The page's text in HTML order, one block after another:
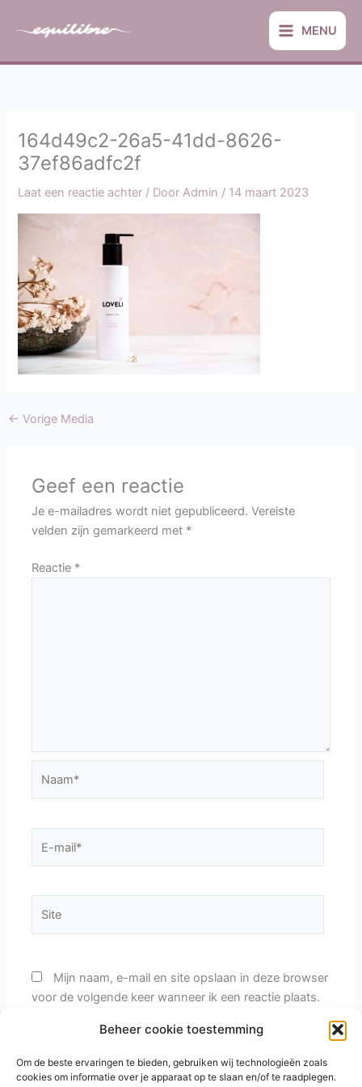
Beheer cookie toestemming
Om de beste ervaringen te bieden, gebruiken wij technologieën zoals
cookies om informatie over je apparaat op te slaan en/of te raadplegen.
naar
inhoud
MENU
164d49c2-26a5-41dd-8626-
37ef86adfc2f
Laat een reactie achter / DoorAdmin / 14 maart 2023
← Vorige Media
Geef een reactie
Je e-mailadres wordt niet gepubliceerd. Vereiste
velden zijn gemarkeerd met *
Reactie *
mail*
Mijn naam, e-mail en site opslaan in deze browser
voor de volgende keer wanneer ik een reactie plaats.
Vul een antwoord in in cijfers: